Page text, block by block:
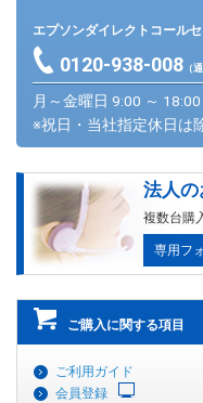
エプソンダイレクトコール
0120-938-008（通
月～金曜日 9:00 ～ 18:00
※祝日・当社指定休日は
法人
複数台購
専用フ
ご購入に関する項目
ご利用ガイド
会員登録